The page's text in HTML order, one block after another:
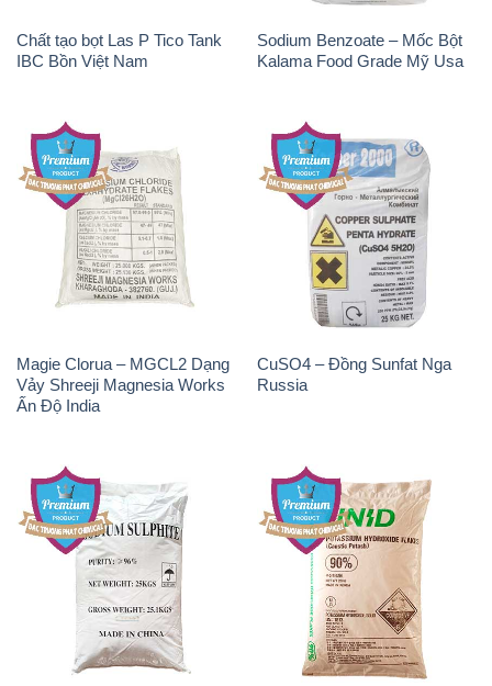
Chất tạo bọt Las P Tico Tank
IBC Bồn Việt Nam
Sodium Benzoate – Mốc Bột
Kalama Food Grade Mỹ Usa
Magie Clorua – MGCL2 Dạng
Vảy Shreeji Magnesia Works
Ấn Độ India
CuSO4 – Đồng Sunfat Nga
Russia